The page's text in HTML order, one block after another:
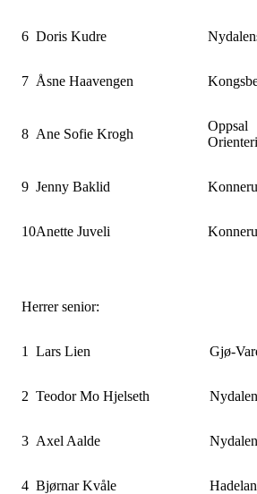
6 Doris Kudre
7 Åsne Haavengen
8 Ane Sofie Krogh
Oppsal
9 Jenny Baklid
10Anette Juveli
Herrer senior:
1 Lars Lien Gjø-
2 Teodor Mo Hjelseth
3 Axel Aalde
4 Bjørnar Kvåle